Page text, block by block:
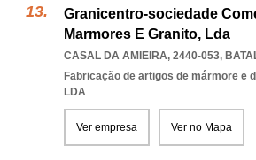
Granicentro-sociedade
Marmores E Granito, Lda
CASAL DA AMIEIRA, 2440-053,
Fabricação de artigos de mármore e
LDA
Ver empresa Ver no Mapa